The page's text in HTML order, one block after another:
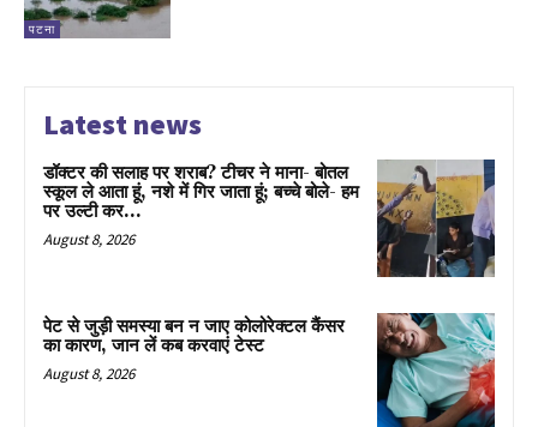
पटना
Latest news
डॉक्टर की सलाह पर शराब? टीचर ने माना- बोतल
स्कूल ले आता हूं, नशे में गिर जाता हूं; बच्चे बोले- हम
पर उल्टी कर...
August 8, 2026
पेट से जुड़ी समस्या बन न जाए कोलोरेक्टल कैंसर
का कारण, जान लें कब करवाएं टेस्ट
August 8, 2026